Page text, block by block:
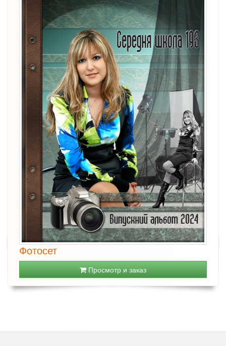
Фотосет
Просмотр и заказ